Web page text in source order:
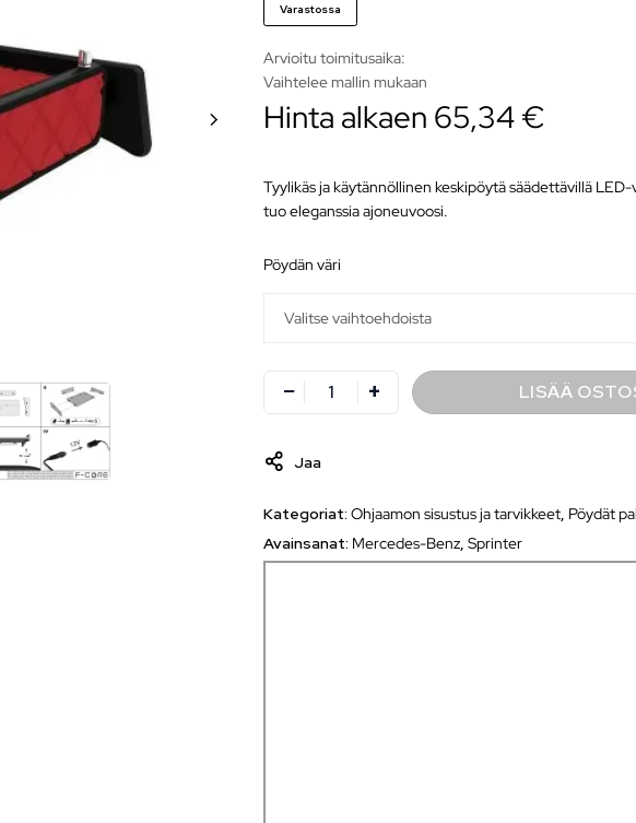
Varastossa
Arvioitu toimitusaika:
Vaihtelee mallin mukaan
Hinta alkaen 65,34 €
Tyylikäs ja käytännöllinen keskipöytä säädettävillä
tuo eleganssia ajoneuvoosi.
pöydän väri
LISÄÄ
Jaa
Kategoriat:Ohjaamon sisustus ja tarvikkeet Pöydät
Avainsanat: Mercedes-Benz ,Sprinter